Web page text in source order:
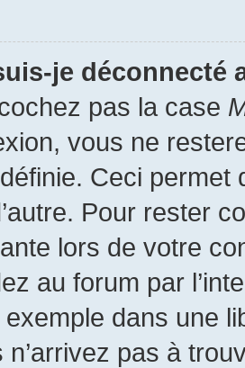
je déconnecté
pas la case
vous ne
Ceci permet
Pour rester
lors de votre
au forum par
dans une
n’arrivez pas à